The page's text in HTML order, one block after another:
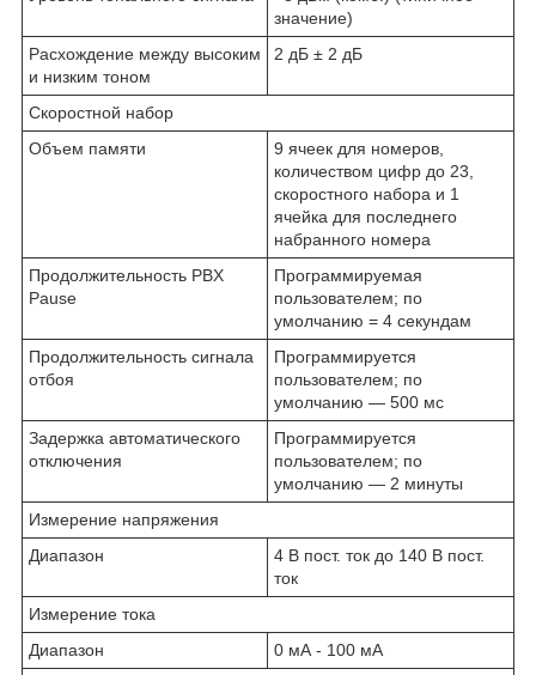
значение)
Расхождение между высоким
и низким тоном
2 дБ ± 2 дБ
Скоростной набор
Объем памяти
9 ячеек для номеров,
количеством цифр до 23,
скоростного набора и 1
ячейка для последнего
набранного номера
Продолжительность PBX
Pause
Программируемая
пользователем; по
умолчанию = 4 секундам
Продолжительность сигнала
отбоя
Программируется
пользователем; по
умолчанию — 500 мс
Задержка автоматического
отключения
Программируется
пользователем; по
умолчанию — 2 минуты
Измерение напряжения
Диапазон
4 В пост. ток до 140 В пост.
ток
Измерение тока
Диапазон
0 мА - 100 мА